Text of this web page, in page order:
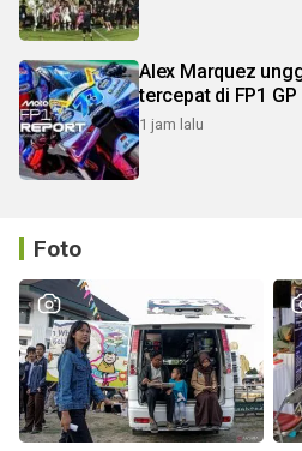
Alex Marquez
tercepat di FP1
1 jam lalu
Foto